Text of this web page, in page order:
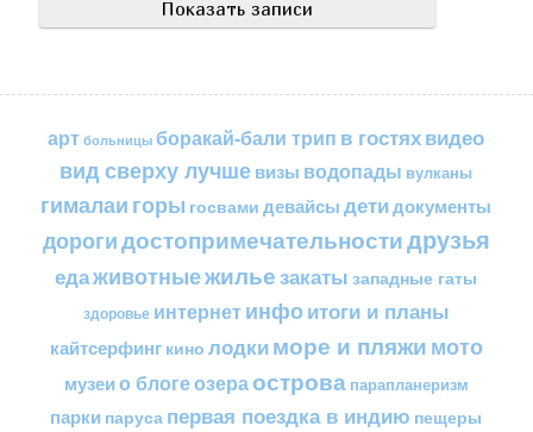
арт больницы боракай-бали трип в гостяхвидео
вид сверху лучшевизы водопады вулканы
гималаи горы госвами девайсы детидокументы
дорогидостопримечательностидрузья
едаживотныежильезакаты западные гаты
здоровье интернетинфоитоги и планы
кайтсерфинг кино лодкиморе и пляжимото
музеи о блогеозераострова парапланеризм
парки паруса первая поездка в индию пещеры